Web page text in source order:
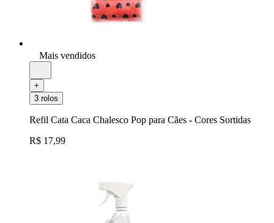
Mais vendidos
+
3 rolos
Refil Cata Caca Chalesco Pop para Cães - Cores Sortidas
R$ 17,99